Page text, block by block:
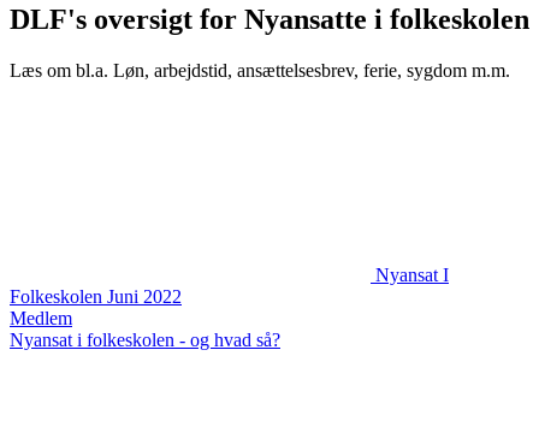
DLF's oversigt for Nyansatte i folkeskolen
Læs om bl.a. Løn, arbejdstid, ansættelsesbrev, ferie, sygdom m.m.
Nyansat I
Folkeskolen Juni 2022
Medlem
Nyansat i folkeskolen - og hvad så?